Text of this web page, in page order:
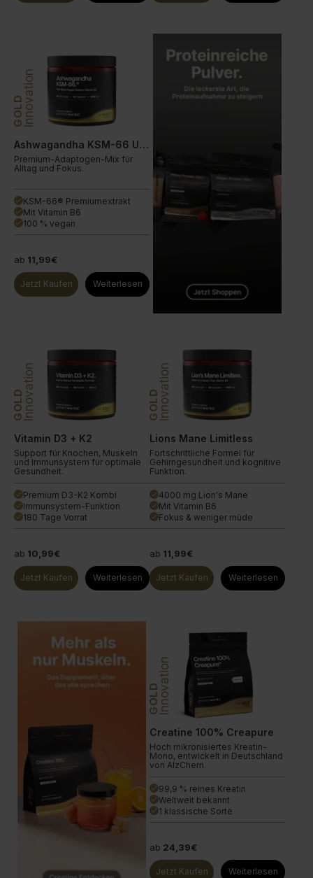
GOLDInnovation
Ashwagandha KSM-66 Ultra
Premium-Adaptogen-Mix für
Alltag und Fokus.
done KSM-66® Premiumextrakt
done Mit Vitamin B6
done 100 % vegan
ab 11,99€
Jetzt Kaufen Weiterlesen
GOLDInnovation
Vitamin D3 + K2
Support für Knochen, Muskeln
und Immunsystem für optimale
Gesundheit.
done Premium D3-K2 Kombi
done Immunsystem-Funktion
done 180 Tage Vorrat
ab 10,99€
Jetzt Kaufen Weiterlesen
GOLDInnovation
Lions Mane Limitless
Fortschrittliche Formel für
Gehirngesundheit und kognitive
Funktion.
done 4000 mg Lion's Mane
done Mit Vitamin B6
done Fokus & weniger müde
ab 11,99€
Jetzt Kaufen Weiterlesen
GOLDInnovation
Creatine 100% Creapure
Hoch mikronisiertes Kreatin-
Mono, entwickelt in Deutschland
von AlzChem.
done 99,9 % reines Kreatin
done Weltweit bekannt
done 1 klassische Sorte
ab 24,39€
Jetzt Kaufen Weiterlesen